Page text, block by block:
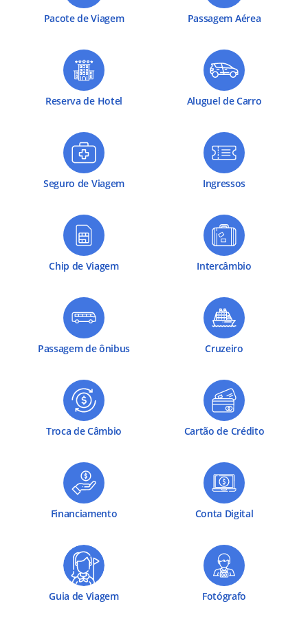
Pacote de Viagem Passagem Aérea
Reserva de Hotel Aluguel de Carro
Seguro de Viagem Ingressos
Chip de Viagem Intercâmbio
Passagem de ônibus Cruzeiro
Troca de Câmbio Cartão de Crédito
Financiamento Conta Digital
Guia de Viagem Fotógrafo